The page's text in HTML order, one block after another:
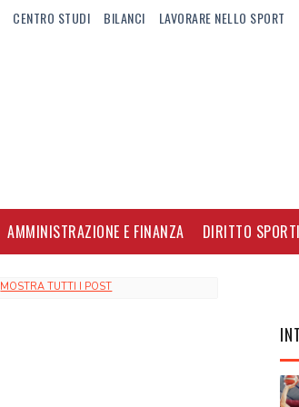
CENTRO STUDI BILANCI LAVORARE NELLO SPORT
AMMINISTRAZIONE E FINANZA DIRITTO
MOSTRA TUTTI I POST